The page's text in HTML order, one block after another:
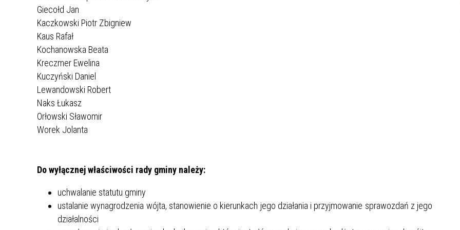
EDYCJA 2/2021
PRZEBUDOWA DROGI GMINNEJ W M.
NOWA WIOSKA
NR.WNIOSKU:
02/2021/7014/POLSKILAD
KWOTA WNIOSKOWANA:
1.493.445.90 ZŁ
ZREALIZOWANE
EDYCJA 2/2021
PRZEBUDOWA DROGI GMINNEJ W M.
02/2021/7017/POLSKILAD
1.520.000.00 ZŁ
ZREALIZOWANE
EDYCJA 2/2021
LUBRZA W MIEJSCOWOŚCI BUCZE
ORAZ ZAGÓRZE
Giecołd Jan
Kaczkowski Piotr Zbigniew
Kaus Rafał
Kochanowska Beata
Kreczmer Ewelina
Kuczyński Daniel
Lewandowski Robert
Naks Łukasz
Orłowski Sławomir
Worek Jolanta
Do wyłącznej właściwości rady gminy należy:
uchwalanie statutu gminy
ustalanie wynagrodzenia wójta, stanowienie o kierunkach jego działania i przyjmowanie sprawozdań z jego
działalności